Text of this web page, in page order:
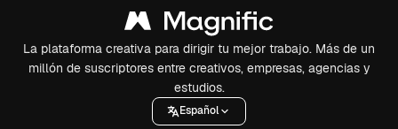
La plataforma creativa para dirigir tu mejor trabajo. Más de un
millón de suscriptores entre creativos, empresas, agencias y
estudios.
Español